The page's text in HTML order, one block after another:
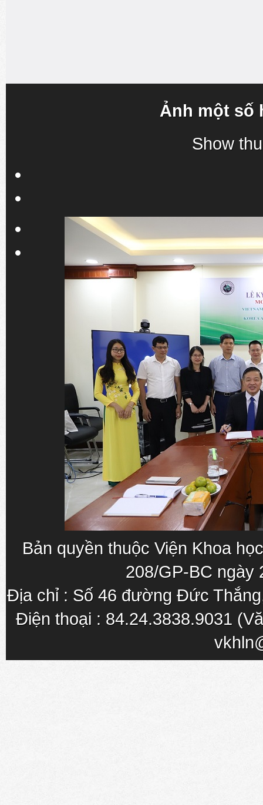
Ảnh một số
Show
Bản quyền thuộc Viện Khoa
208/GP-BC ngày
Địa chỉ : Số 46 đường Đức
Điện thoại : 84.24.3838.9031